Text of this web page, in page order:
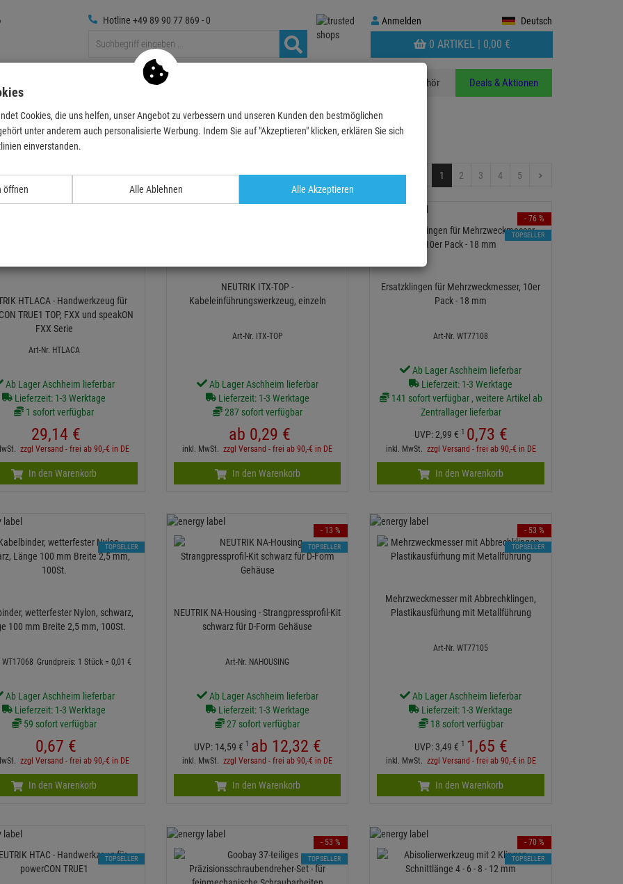
Anmelden
Anmelden Deutsch
WARENKORB
AUFKLAPPEN
0 ARTIKEL | 0,00 €
Hotline +49 89 90 77 869 - 0
Medientechnik Zubehör Deals & Aktionen
Werkzeug
Relevanz Artikel pro Seite: 24 1 2 3 4 5
HTLACA - Handwerkzeug für
TRUE1 TOP, FXX und speakON
FXX Serie
Art-Nr. HTLACA
Ab Lager Aschheim lieferbar
Lieferzeit: 1-3 Werktage
1 sofort verfügbar
29,14 €
zzgl Versand - frei ab 90,-€ in DE
In den Warenkorb
NEUTRIK ITX-TOP -
Kabeleinführungswerkzeug, einzeln
Art-Nr. ITX-TOP
Ab Lager Aschheim lieferbar
Lieferzeit: 1-3 Werktage
287 sofort verfügbar
ab 0,29 €
inkl. MwSt.zzgl Versand - frei ab 90,-€ in DE
In den Warenkorb
Ersatzklingen für Mehrzweckmesser, 10er
Pack - 18 mm
Art-Nr. WT77108
Ab Lager Aschheim lieferbar
Lieferzeit: 1-3 Werktage
141 sofort verfügbar , weitere Artikel ab
Zentrallager lieferbar
UVP:2,99 € 1 0,73 €
inkl. MwSt. zzgl Versand - frei ab 90,-€ in DE
- 76 %
TOPSELLER
In den Warenkorb
wetterfester Nylon, schwarz,
100 mm Breite 2,5 mm, 100St.
Grundpreis: 1 Stück = 0,01 €
Ab Lager Aschheim lieferbar
Lieferzeit: 1-3 Werktage
59 sofort verfügbar
0,67 €
zzgl Versand - frei ab 90,-€ in DE
TOPSELLER
In den Warenkorb
NEUTRIK NA-Housing - Strangpressprofil-Kit
schwarz für D-Form Gehäuse
Art-Nr. NAHOUSING
Ab Lager Aschheim lieferbar
Lieferzeit: 1-3 Werktage
27 sofort verfügbar
UVP: 14,59 € 1 ab 12,32 €
inkl. MwSt.zzgl Versand - frei ab 90,-€ in DE
- 13 %
TOPSELLER
In den Warenkorb
Mehrzweckmesser mit Abbrechklingen,
Plastikausfürhung mit Metallführung
Art-Nr. WT77105
Ab Lager Aschheim lieferbar
Lieferzeit: 1-3 Werktage
18 sofort verfügbar
UVP: 3,49 € 1 1,65 €
inkl. MwSt. zzgl Versand - frei ab 90,-€ in DE
- 53 %
TOPSELLER
In den Warenkorb
TOPSELLER
- 53 %
TOPSELLER
- 70 %
TOPSELLER
Cookies, die uns helfen, unser Angebot zu verbessern und unseren Kunden den bestmöglichen
unter anderem auch personalisierte Werbung. Indem Sie auf "Akzeptieren" klicken, erklären Sie sich
einverstanden.
öffnen Alle Ablehnen Alle Akzeptieren